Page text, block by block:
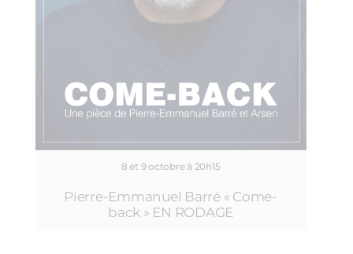
8 et 9 octobre à 20h15
Pierre-Emmanuel Barré « Come-
back » EN RODAGE